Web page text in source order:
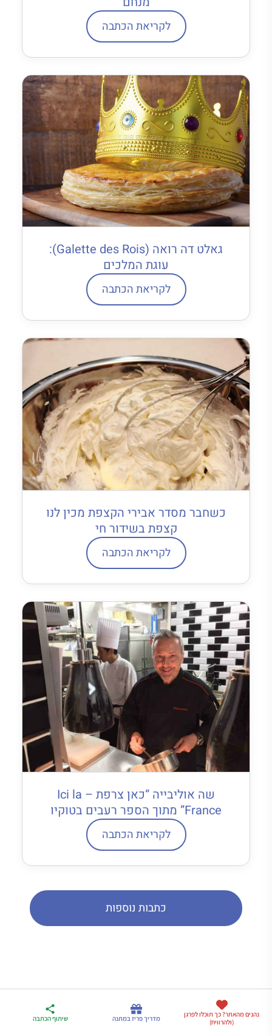
לקריאת הכתבה
גאלט דה רואה (Galette des Rois):
עוגת המלכים
לקריאת הכתבה
כשחבר מסדר אבירי הקצפת מכין לנו
קצפת בשידור חי
לקריאת הכתבה
שה אוליבייה “כאן צרפת – Ici la
France” מתוך הספר רעבים בטוקיו
לקריאת הכתבה
כתבות נוספות
המלצות שלי לסיורים ואטרקציות
ארגז הכלים שלי
לטיול בצרפת
מדריך פריז
במתנה
דברו
איתי בווטסאפ
נהנים מהאתר? כך תוכלו לפרגן
(ולהרוויח)
מדריך פריז במתנה שיתוף הכתבה